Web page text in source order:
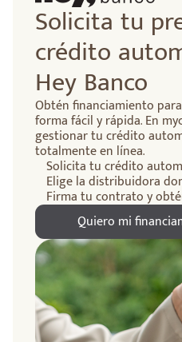
Solicita tu
crédito
Hey Banco
Obtén financiamiento
forma fácil y rápida. En
gestionar tu crédito
totalmente en línea.
Solicita tu crédito
Elige la distribuidora
Firma tu contrato y
Quiero mi